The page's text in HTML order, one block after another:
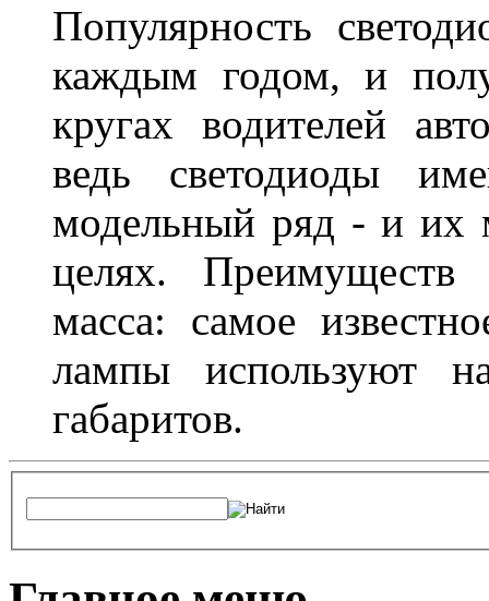
Популярность
каждым годом, и
кругах водителей
ведь светодиоды
модельный ряд - и их
целях.
масса: самое
лампы используют
габаритов.